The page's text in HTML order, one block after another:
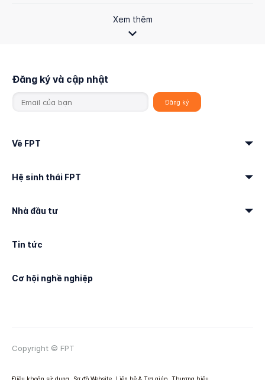
Xem thêm
Đăng ký và cập nhật
Về FPT
Hệ sinh thái FPT
Nhà đầu tư
Tin tức
Cơ hội nghề nghiệp
Copyright © FPT